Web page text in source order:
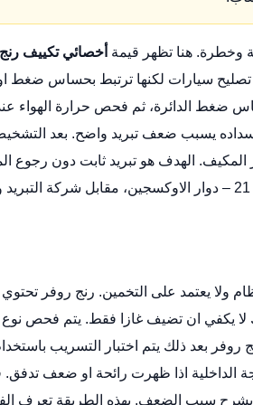
وخطرة. هنا تظهر قيمة أخصائي تكييف
سيارات لكنها ترتبط بحساس ضغط او
ضغط الدائرة، ثم فحص حرارة الهواء
يسبب ضعف تبريد واضح. بعد
المكيف. الهدف هو تبريد ثابت دون رجوع
ولا يعتمد على التخمين. رنج روفر
يكفي ان تضيف غازا فقط. يتم فحص نوع
روفر بعد ذلك يتم اختبار التسريب
الداخلية اذا ظهرت رائحة او ضعف
يشرح سبب الضعف. بهذه الطريقة تعرف